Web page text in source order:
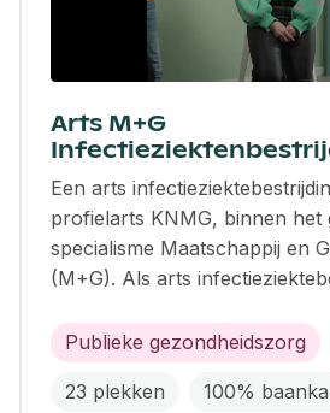
Arts M+G
Een arts
profielarts KNMG, binnen het
specialisme Maatschappij en
(M+G). Als arts
Publieke gezondheidszorg
23 plekken 100%